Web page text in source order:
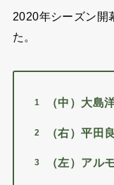
2020年シーズン開
た。
（中）大島
（右）平田
（左）アル